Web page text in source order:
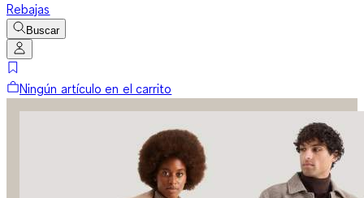
Rebajas
Buscar
Ningún artículo en el carrito